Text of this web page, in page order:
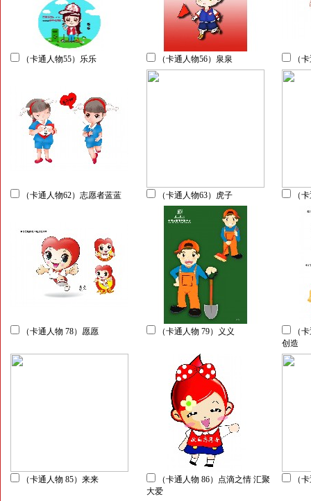
（卡通人物55）乐乐 （卡通人物56）泉泉 （
（卡通人物62）志愿者蓝蓝 （卡通人物63）虎子 （
（卡通人物 78）愿愿 （卡通人物 79）义义
（
创造
（卡通人物 85）来来
（卡通人物 86）点滴之情 汇聚
大爱
（